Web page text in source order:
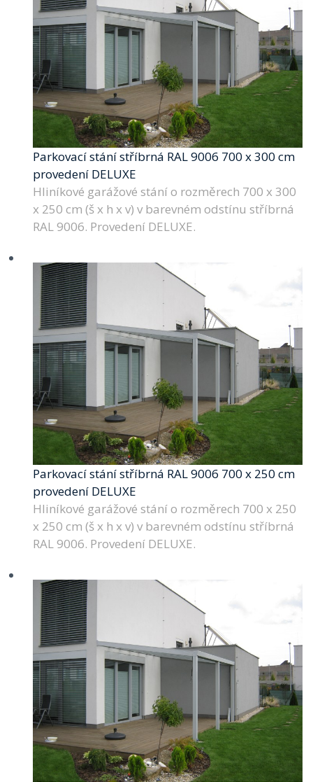
Parkovací stání stříbrná RAL 9006 700 x 300 cm
provedení DELUXE
Hliníkové garážové stání o rozměrech 700 x 300
x 250 cm (š x h x v) v barevném odstínu stříbrná
RAL 9006. Provedení DELUXE.
Parkovací stání stříbrná RAL 9006 700 x 250 cm
provedení DELUXE
Hliníkové garážové stání o rozměrech 700 x 250
x 250 cm (š x h x v) v barevném odstínu stříbrná
RAL 9006. Provedení DELUXE.